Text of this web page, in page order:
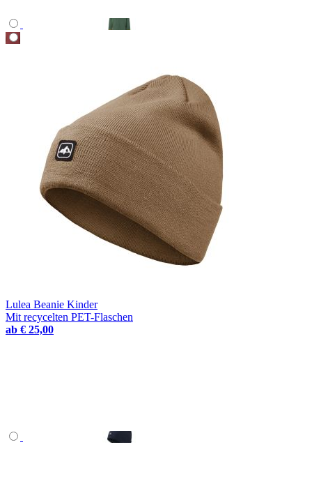
Lulea Beanie Kinder
Mit recycelten PET-Flaschen
ab € 25,00